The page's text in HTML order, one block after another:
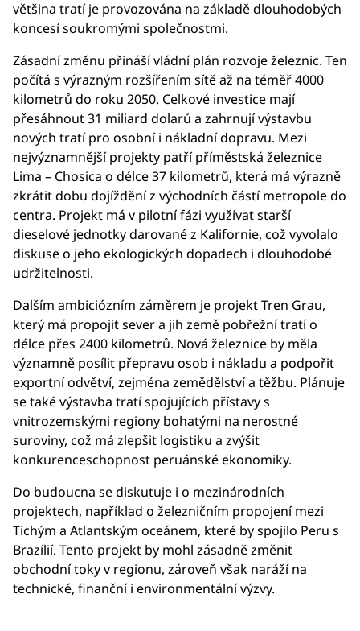
většina tratí je provozována na základě dlouhodobých
koncesí soukromými společnostmi.
Zásadní změnu přináší vládní plán rozvoje železnic. Ten
počítá s výrazným rozšířením sítě až na téměř 4000
kilometrů do roku 2050. Celkové investice mají
přesáhnout 31 miliard dolarů a zahrnují výstavbu
nových tratí pro osobní i nákladní dopravu. Mezi
nejvýznamnější projekty patří příměstská železnice
Lima – Chosica o délce 37 kilometrů, která má výrazně
zkrátit dobu dojíždění z východních částí metropole do
centra. Projekt má v pilotní fázi využívat starší
dieselové jednotky darované z Kalifornie, což vyvolalo
diskuse o jeho ekologických dopadech i dlouhodobé
udržitelnosti.
Dalším ambiciózním záměrem je projekt Tren Grau,
který má propojit sever a jih země pobřežní tratí o
délce přes 2400 kilometrů. Nová železnice by měla
významně posílit přepravu osob i nákladu a podpořit
exportní odvětví, zejména zemědělství a těžbu. Plánuje
se také výstavba tratí spojujících přístavy s
vnitrozemskými regiony bohatými na nerostné
suroviny, což má zlepšit logistiku a zvýšit
konkurenceschopnost peruánské ekonomiky.
Do budoucna se diskutuje i o mezinárodních
projektech, například o železničním propojení mezi
Tichým a Atlantským oceánem, které by spojilo Peru s
Brazílií. Tento projekt by mohl zásadně změnit
obchodní toky v regionu, zároveň však naráží na
technické, finanční i environmentální výzvy.